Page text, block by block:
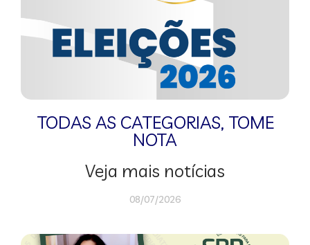
TODAS AS CATEGORIAS, TOME
NOTA
Veja mais notícias
08/07/2026